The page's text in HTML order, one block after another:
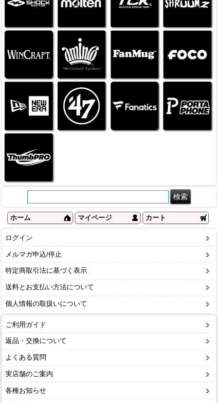
ホーム マイページ カート
ログイン
メルマガ申込/停止
特定商取引法に基づく表示
送料とお支払い方法について
個人情報の取扱いについて
ご利用ガイド
返品・交換について
よくある質問
実店舗のご案内
各種お知らせ